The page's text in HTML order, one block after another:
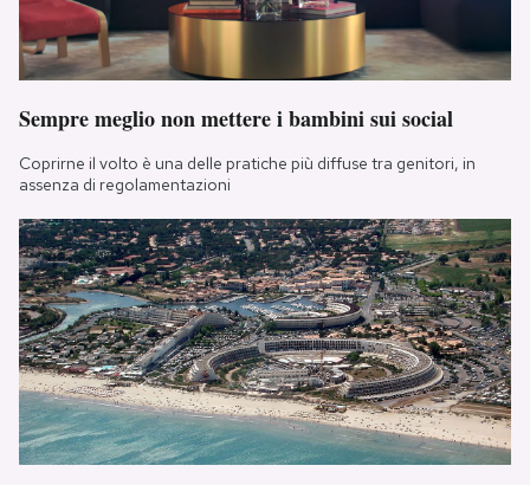
Sempre meglio non mettere i bambini sui social
Coprirne il volto è una delle pratiche più diffuse tra genitori, in
assenza di regolamentazioni